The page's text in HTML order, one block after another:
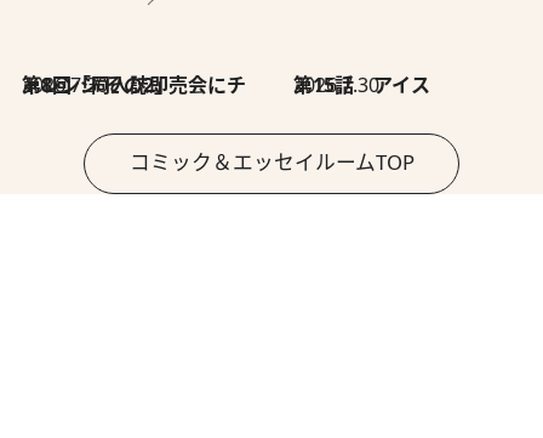
2026.7.30
第8回「同人誌即売会にチャレンジ その2」 2026.7.30
第15話 アイス
コミック＆エッセイルームTOP